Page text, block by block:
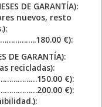
DE GARANTÍA):
nuevos, resto
€):
DE GARANTÍA):
recicladas):
€):
€):